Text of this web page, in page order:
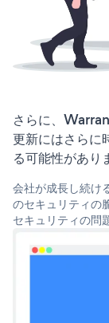
さらに、
更新にはさらに
る可能性があり
会社が成長し続
のセキュリティの
セキュリティの問